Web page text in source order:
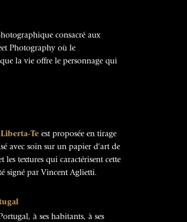
consacré aux
Photography où le
la vie offre le personnage qui
Liberta-Teest proposée en tirage
avec soin sur un papier d’art de
textures qui caractérisent cette
signé par Vincent Aglietti.
à ses habitants, à ses